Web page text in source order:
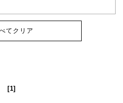
てクリア
[1]